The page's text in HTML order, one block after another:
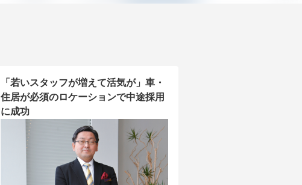
「若いスタッフが増えて活気が」車・
住居が必須のロケーションで中途採用
に成功